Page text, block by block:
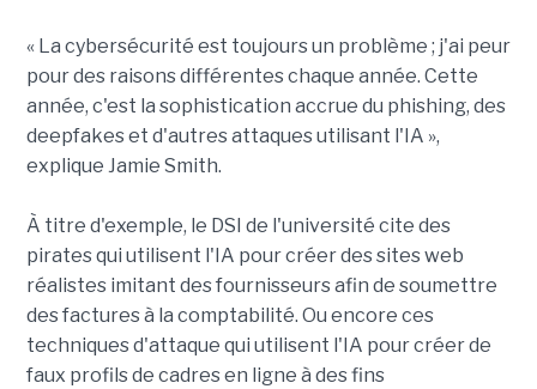
« La cybersécurité est toujours un problème ; j'ai peur
pour des raisons différentes chaque année. Cette
année, c'est la sophistication accrue du phishing, des
deepfakes et d'autres attaques utilisant l'IA »,
explique Jamie Smith.
À titre d'exemple, le DSI de l'université cite des
pirates qui utilisent l'IA pour créer des sites web
réalistes imitant des fournisseurs afin de soumettre
des factures à la comptabilité. Ou encore ces
techniques d'attaque qui utilisent l'IA pour créer de
faux profils de cadres en ligne à des fins